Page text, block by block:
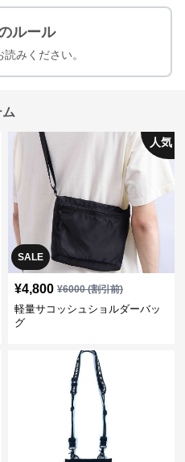
ルール
みください。
SALE
人気
¥4,800 ¥6000(割引前)
軽量サコッシュショルダーバッ
グ